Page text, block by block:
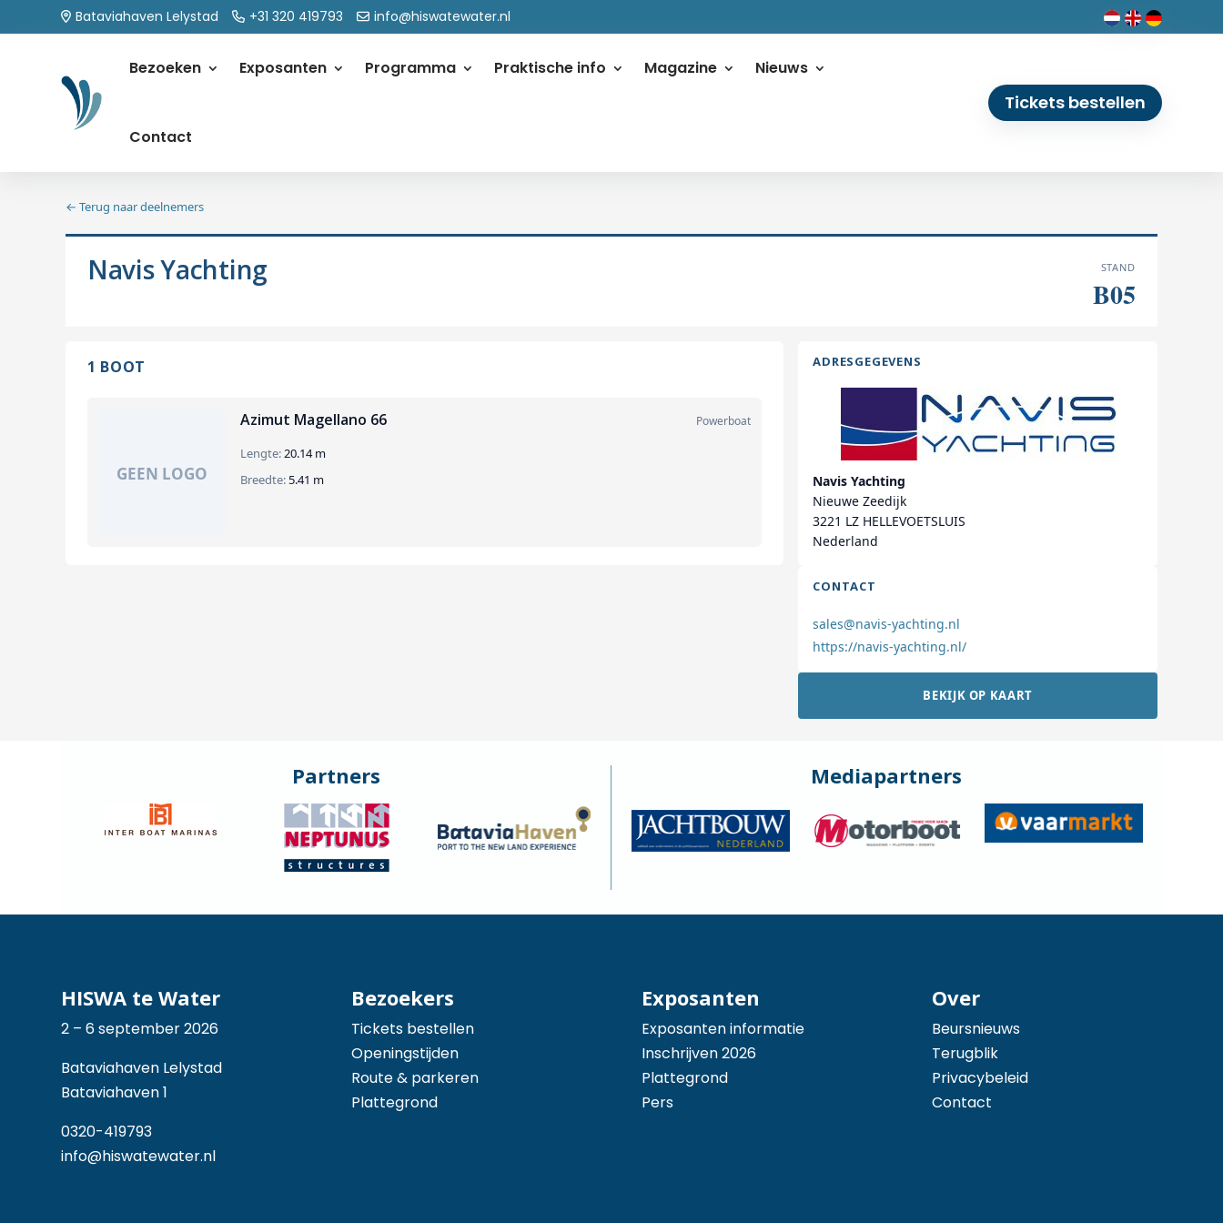
Bataviahaven Lelystad +31 320 419793 info@hiswatewater.nl
Bezoeken Exposanten Programma Praktische info Magazine Nieuws
Contact
Tickets bestellen
← Terug naar deelnemers
Navis Yachting STAND
B05
1 BOOT
Azimut Magellano 66 Powerboat
Lengte:20.14 m
Breedte:5.41 m
ADRESGEGEVENS
Navis Yachting
Nieuwe Zeedijk
3221 LZ HELLEVOETSLUIS
Nederland
CONTACT
sales@navis-yachting.nl
https://navis-yachting.nl/
BEKIJK OP KAART
Partners Mediapartners
HISWA te Water
2 – 6 september 2026
Bataviahaven Lelystad
Bataviahaven 1
0320-419793
info@hiswatewater.nl
Bezoekers
Tickets bestellen
Openingstijden
Route & parkeren
Plattegrond
Exposanten
Exposanten informatie
Inschrijven 2026
Plattegrond
Pers
Over
Beursnieuws
Terugblik
Privacybeleid
Contact